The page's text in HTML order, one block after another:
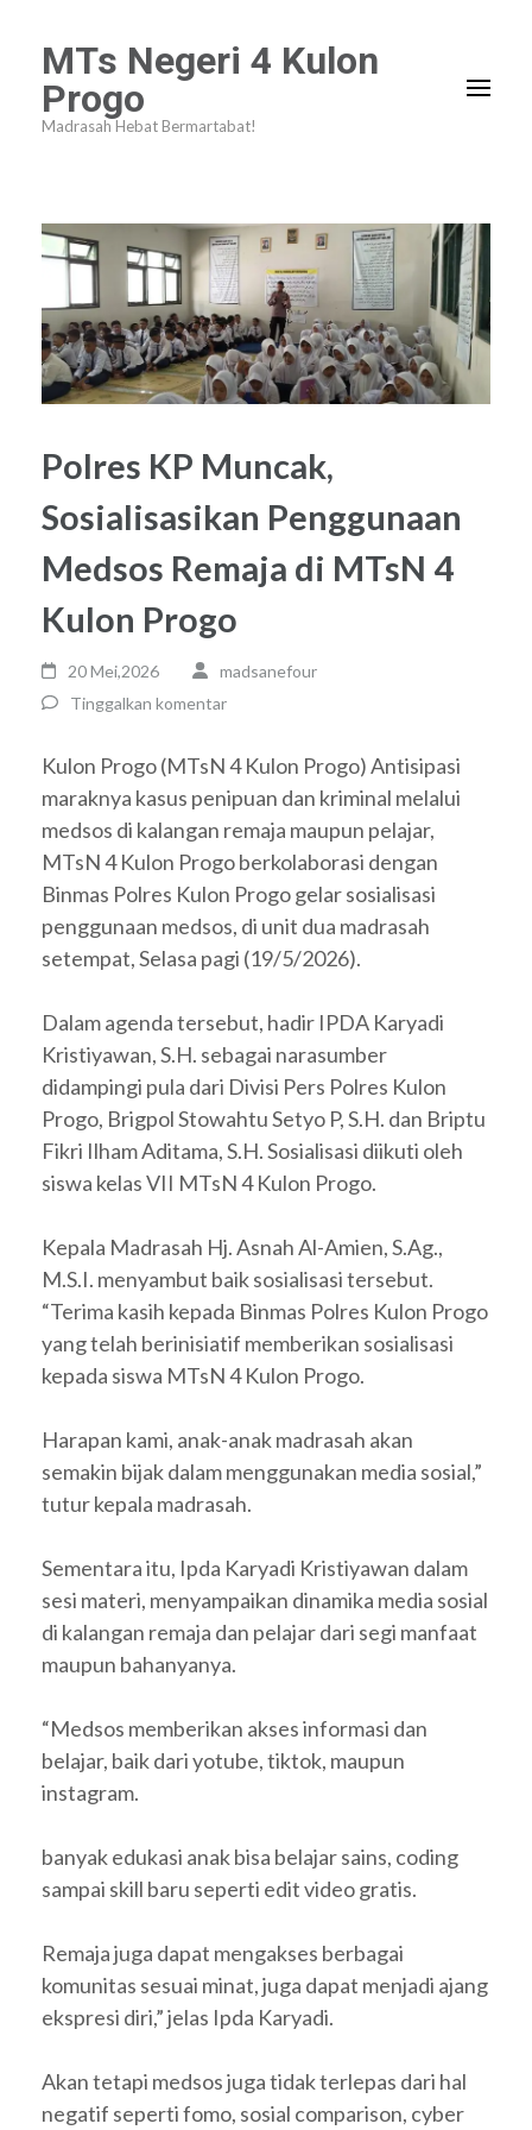
konten
(Tekan
MTs Negeri 4 Kulon
Progo
Madrasah Hebat Bermartabat!
Polres KP Muncak,
Sosialisasikan Penggunaan
Medsos Remaja di MTsN 4
Kulon Progo
20 Mei,2026
madsanefour
Tinggalkan komentar
Kulon Progo (MTsN 4 Kulon Progo) Antisipasi
maraknya kasus penipuan dan kriminal melalui
medsos di kalangan remaja maupun pelajar,
MTsN 4 Kulon Progo berkolaborasi dengan
Binmas Polres Kulon Progo gelar sosialisasi
penggunaan medsos, di unit dua madrasah
setempat, Selasa pagi (19/5/2026).
Dalam agenda tersebut, hadir IPDA Karyadi
Kristiyawan, S.H. sebagai narasumber
didampingi pula dari Divisi Pers Polres Kulon
Progo, Brigpol Stowahtu Setyo P, S.H. dan Briptu
Fikri Ilham Aditama, S.H. Sosialisasi diikuti oleh
siswa kelas VII MTsN 4 Kulon Progo.
Kepala Madrasah Hj. Asnah Al-Amien, S.Ag.,
M.S.I. menyambut baik sosialisasi tersebut.
“Terima kasih kepada Binmas Polres Kulon Progo
yang telah berinisiatif memberikan sosialisasi
kepada siswa MTsN 4 Kulon Progo.
Harapan kami, anak-anak madrasah akan
semakin bijak dalam menggunakan media sosial,”
tutur kepala madrasah.
Sementara itu, Ipda Karyadi Kristiyawan dalam
sesi materi, menyampaikan dinamika media sosial
di kalangan remaja dan pelajar dari segi manfaat
maupun bahanyanya.
“Medsos memberikan akses informasi dan
belajar, baik dari yotube, tiktok, maupun
instagram.
banyak edukasi anak bisa belajar sains, coding
sampai skill baru seperti edit video gratis.
Remaja juga dapat mengakses berbagai
komunitas sesuai minat, juga dapat menjadi ajang
ekspresi diri,” jelas Ipda Karyadi.
Akan tetapi medsos juga tidak terlepas dari hal
negatif seperti fomo, sosial comparison, cyber